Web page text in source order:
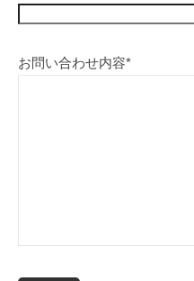
お問い合わせ内容*